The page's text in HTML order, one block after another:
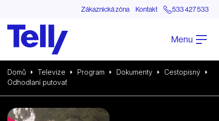
Zákaznická zóna Kontakt 533 427 533
Menu
Domů Televize Program Dokumenty
Cestopisný
Odhodlaní putovať